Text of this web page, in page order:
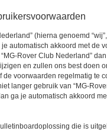
(hierna genoemd “wij”,
je automatisch akkoord met de
Rover Club Nederland”
en zullen ons best doen
de voorwaarden regelmatig te
langer gebruik van “MG-
ga je automatisch akkoord
die is